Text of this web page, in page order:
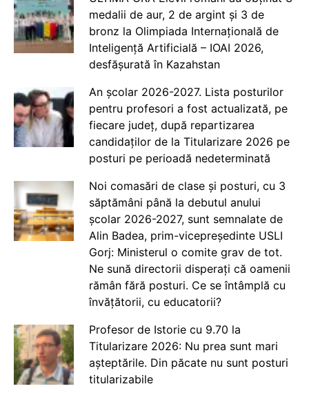
medalii de aur, 2 de argint și 3 de
bronz la Olimpiada Internațională de
Inteligență Artificială – IOAI 2026,
desfășurată în Kazahstan
An școlar 2026-2027. Lista posturilor
pentru profesori a fost actualizată, pe
fiecare județ, după repartizarea
candidaților de la Titularizare 2026 pe
posturi pe perioadă nedeterminată
Noi comasări de clase și posturi, cu 3
săptămâni până la debutul anului
școlar 2026-2027, sunt semnalate de
Alin Badea, prim-vicepreședinte USLI
Gorj: Ministerul o comite grav de tot.
Ne sună directorii disperați că oamenii
rămân fără posturi. Ce se întâmplă cu
învățătorii, cu educatorii?
Profesor de Istorie cu 9.70 la
Titularizare 2026: Nu prea sunt mari
așteptările. Din păcate nu sunt posturi
titularizabile